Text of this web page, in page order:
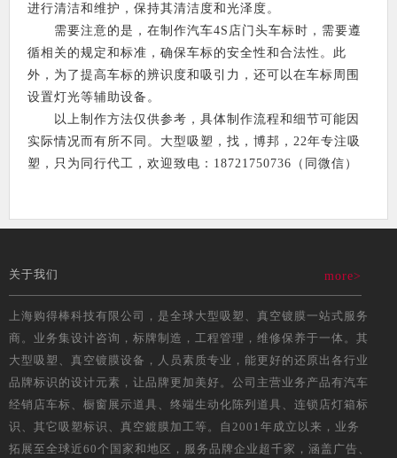
进行清洁和维护，保持其清洁度和光泽度。
需要注意的是，在制作汽车4S店门头车标时，需要遵
循相关的规定和标准，确保车标的安全性和合法性。此
外，为了提高车标的辨识度和吸引力，还可以在车标周围
设置灯光等辅助设备。
以上制作方法仅供参考，具体制作流程和细节可能因
实际情况而有所不同。大型吸塑，找，博邦，22年专注吸
塑，只为同行代工，欢迎致电：18721750736（同微信）
关于我们 more>
上海购得棒科技有限公司，是全球大型吸塑、真空镀膜一站式服务
商。业务集设计咨询，标牌制造，工程管理，维修保养于一体。其
大型吸塑、真空镀膜设备，人员素质专业，能更好的还原出各行业
品牌标识的设计元素，让品牌更加美好。公司主营业务产品有汽车
经销店车标、橱窗展示道具、终端生动化陈列道具、连锁店灯箱标
识、其它吸塑标识、真空鍍膜加工等。自2001年成立以来，业务
拓展至全球近60个国家和地区，服务品牌企业超千家，涵盖广告、